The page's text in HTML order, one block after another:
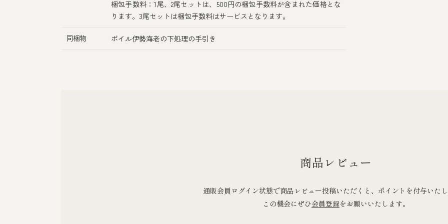
梱包手数料：1尾、2尾セットは、500円の梱包手数料が含まれた価格とな
ります。3尾セットは梱包手数料はサービスとなります。
同梱物 ボイル伊勢海老の下処理の手引き
商品レビュー
通販会員ログイン状態で商品レビュー投稿いただくと、ポイントを付与いた
この機会にぜひ会員登録をお願いいたします。